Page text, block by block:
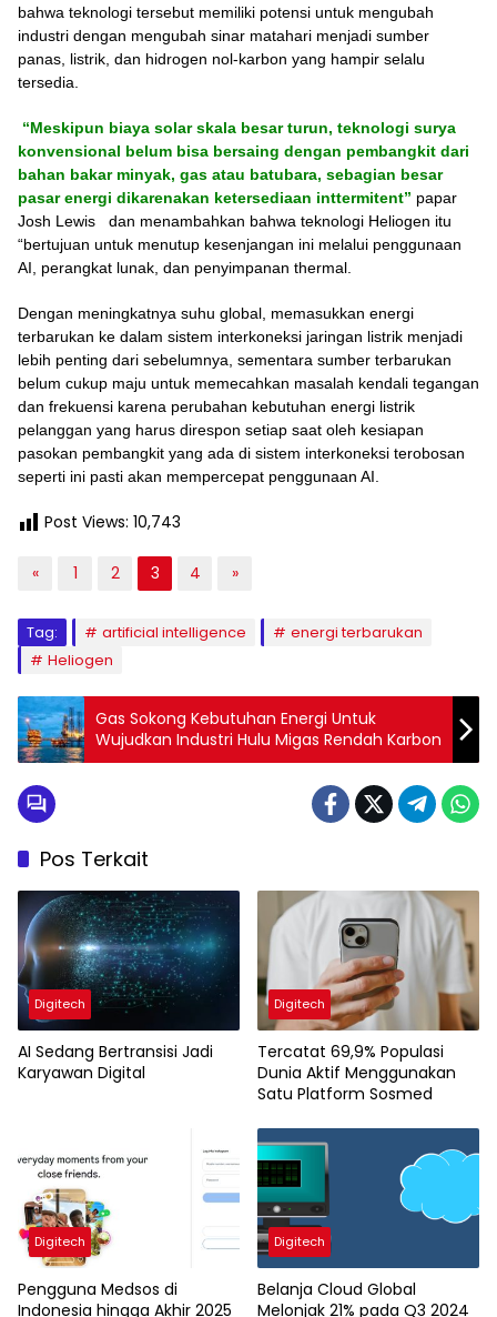
bahwa teknologi tersebut memiliki potensi untuk mengubah
industri dengan mengubah sinar matahari menjadi sumber
panas, listrik, dan hidrogen nol-karbon yang hampir selalu
tersedia.
“Meskipun biaya solar skala besar turun, teknologi surya
konvensional belum bisa bersaing dengan pembangkit dari
bahan bakar minyak, gas atau batubara, sebagian besar
pasar energi dikarenakan ketersediaan inttermitent” papar
Josh Lewis dan menambahkan bahwa teknologi Heliogen itu
“bertujuan untuk menutup kesenjangan ini melalui penggunaan
AI, perangkat lunak, dan penyimpanan thermal.
Dengan meningkatnya suhu global, memasukkan energi
terbarukan ke dalam sistem interkoneksi jaringan listrik menjadi
lebih penting dari sebelumnya, sementara sumber terbarukan
belum cukup maju untuk memecahkan masalah kendali tegangan
dan frekuensi karena perubahan kebutuhan energi listrik
pelanggan yang harus direspon setiap saat oleh kesiapan
pasokan pembangkit yang ada di sistem interkoneksi terobosan
seperti ini pasti akan mempercepat penggunaan AI.
Post Views: 10,743
« 1 2 3 4 »
Tag: artificial intelligence
energi terbarukan
Heliogen
Gas Sokong Kebutuhan Energi Untuk
Wujudkan Industri Hulu Migas Rendah Karbon
Pos Terkait
Digitech
AI Sedang Bertransisi Jadi
Karyawan Digital
Digitech
Tercatat 69,9% Populasi
Dunia Aktif Menggunakan
Satu Platform Sosmed
Digitech
Pengguna Medsos di
Indonesia hingga Akhir 2025
Digitech
Belanja Cloud Global
Melonjak 21% pada Q3 2024